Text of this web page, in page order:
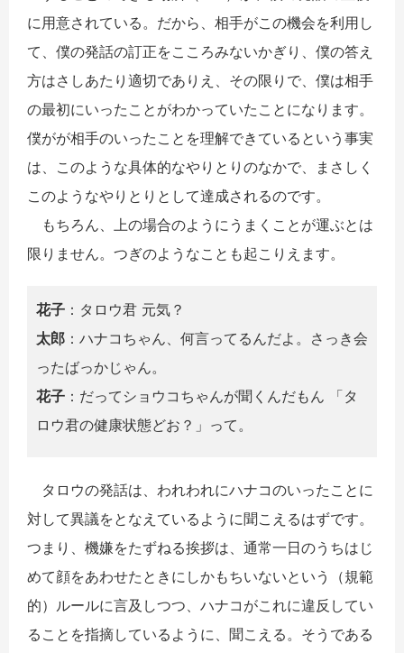
に用意されている。だから、相手がこの機会を利用し
て、僕の発話の訂正をこころみないかぎり、僕の答え
方はさしあたり適切でありえ、その限りで、僕は相手
の最初にいったことがわかっていたことになります。
僕がが相手のいったことを理解できているという事実
は、このような具体的なやりとりのなかで、まさしく
このようなやりとりとして達成されるのです。
もちろん、上の場合のようにうまくことが運ぶとは
限りません。つぎのようなことも起こりえます。
花子 ：タロウ君 元気？
太郎 ：ハナコちゃん、何言ってるんだよ。さっき会
ったばっかじゃん。
花子 ：だってショウコちゃんが聞くんだもん 「タ
ロウ君の健康状態どお？」って。
タロウの発話は、われわれにハナコのいったことに
対して異議をとなえているように聞こえるはずです。
つまり、機嫌をたずねる挨拶は、通常一日のうちはじ
めて顔をあわせたときにしかもちいないという（規範
的）ルールに言及しつつ、ハナコがこれに違反してい
ることを指摘しているように、聞こえる。そうである